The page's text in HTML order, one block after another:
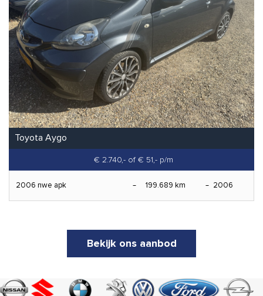
Toyota Aygo
€ 2.740,- of € 51,- p/m
2006 nwe apk 199.689 km 2006
Bekijk ons aanbod